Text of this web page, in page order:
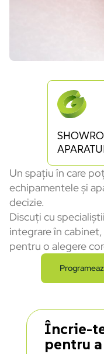
Un spațiu în care
echipamentele și
decizie.
Discuți cu
integrare în
pentru o alegere
Încrie-
pentru